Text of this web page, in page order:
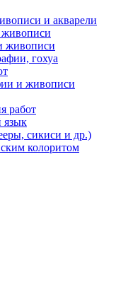
и акварели
живописи
живописи
гохуа
и живописи
работ
язык
сикиси и др.)
колоритом